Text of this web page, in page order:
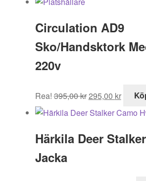
899,00 kr.529,00
Circulation AD9
Sko/Handsktork
220v
Rea! 395,00kr
ursprungliga
priset
395,00 kr.
295,00 kr
priset
Härkila Deer
Jacka